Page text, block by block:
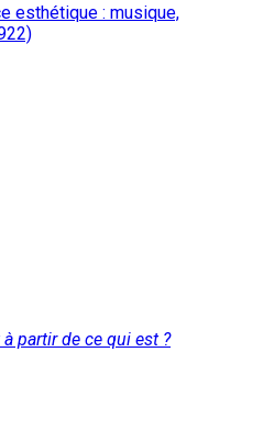
esthétique : musique,
partir de ce qui est ?